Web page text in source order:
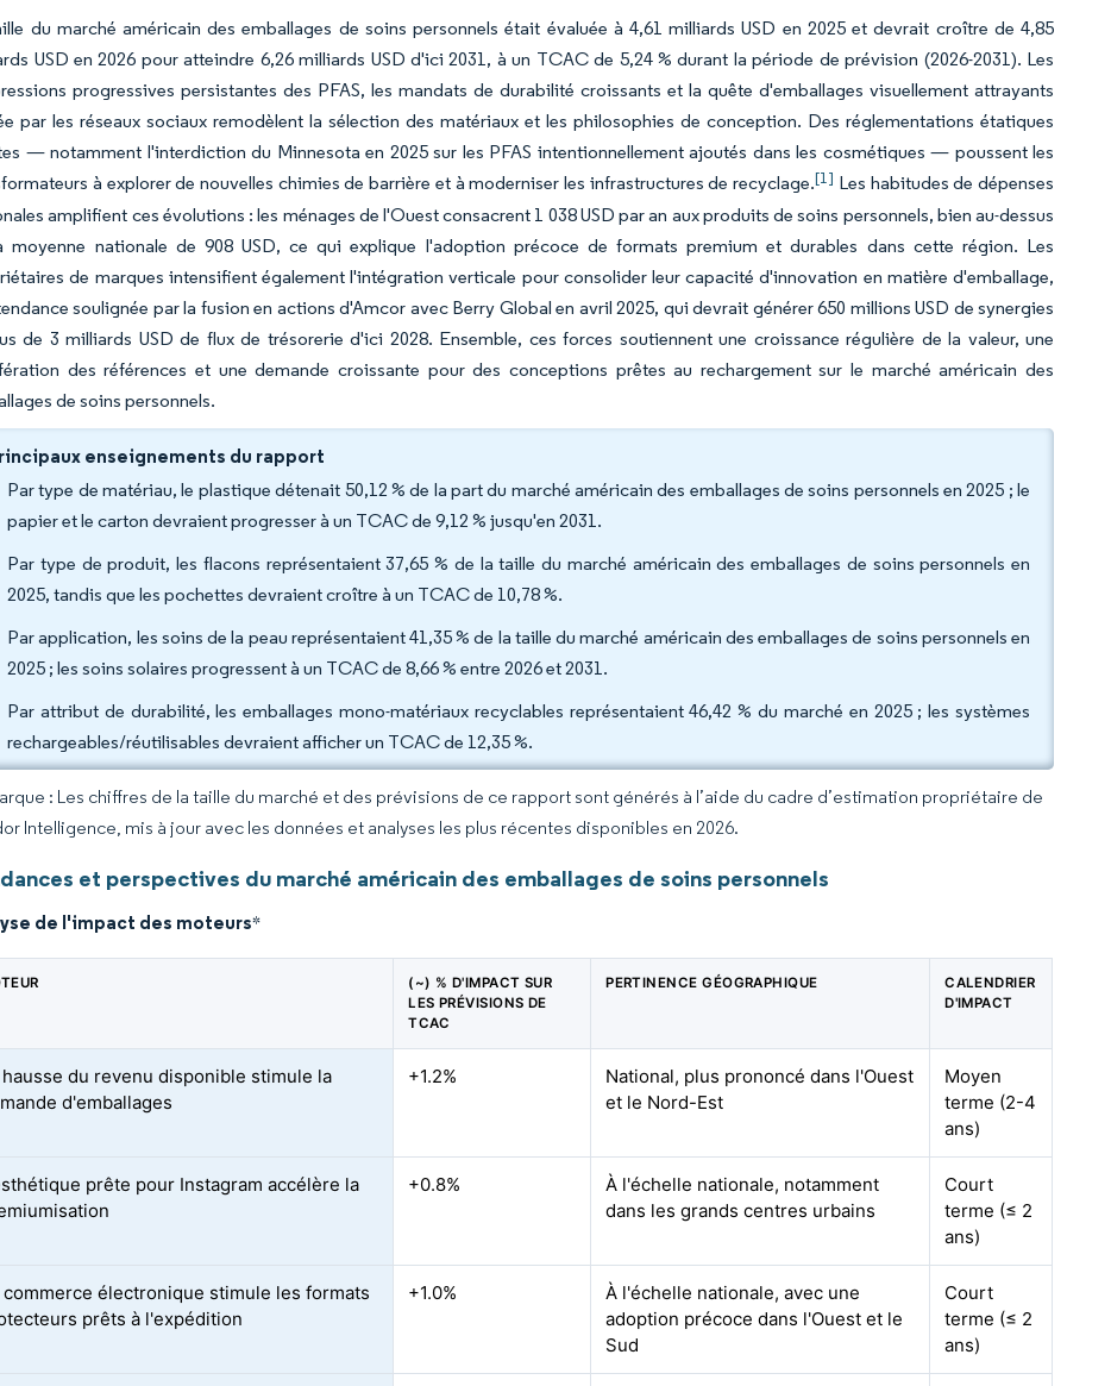
du marché américain des emballages de soins personnels était évaluée à 4,61 milliards USD en 2025 et devrait croître de 4,85
USD en 2026 pour atteindre 6,26 milliards USD d'ici 2031, à un TCAC de 5,24 % durant la période de prévision (2026-2031). Les
progressives persistantes des PFAS, les mandats de durabilité croissants et la quête d'emballages visuellement attrayants
par les réseaux sociaux remodèlent la sélection des matériaux et les philosophies de conception. Des réglementations étatiques
— notamment l'interdiction du Minnesota en 2025 sur les PFAS intentionnellement ajoutés dans les cosmétiques — poussent les
à explorer de nouvelles chimies de barrière et à moderniser les infrastructures de recyclage.[1] Les habitudes de dépenses
amplifient ces évolutions : les ménages de l'Ouest consacrent 1 038 USD par an aux produits de soins personnels, bien au-dessus
moyenne nationale de 908 USD, ce qui explique l'adoption précoce de formats premium et durables dans cette région. Les
de marques intensifient également l'intégration verticale pour consolider leur capacité d'innovation en matière d'emballage,
soulignée par la fusion en actions d'Amcor avec Berry Global en avril 2025, qui devrait générer 650 millions USD de synergies
de 3 milliards USD de flux de trésorerie d'ici 2028. Ensemble, ces forces soutiennent une croissance régulière de la valeur, une
des références et une demande croissante pour des conceptions prêtes au rechargement sur le marché américain des
de soins personnels.
enseignements du rapport
Par type de matériau, le plastique détenait 50,12 % de la part du marché américain des emballages de soins personnels en 2025 ; le
papier et le carton devraient progresser à un TCAC de 9,12 % jusqu'en 2031.
Par type de produit, les flacons représentaient 37,65 % de la taille du marché américain des emballages de soins personnels en
2025, tandis que les pochettes devraient croître à un TCAC de 10,78 %.
Par application, les soins de la peau représentaient 41,35 % de la taille du marché américain des emballages de soins personnels en
2025 ; les soins solaires progressent à un TCAC de 8,66 % entre 2026 et 2031.
Par attribut de durabilité, les emballages mono-matériaux recyclables représentaient 46,42 % du marché en 2025 ; les systèmes
rechargeables/réutilisables devraient afficher un TCAC de 12,35 %.
: Les chiffres de la taille du marché et des prévisions de ce rapport sont générés à l’aide du cadre d’estimation propriétaire de
Intelligence, mis à jour avec les données et analyses les plus récentes disponibles en 2026.
et perspectives du marché américain des emballages de soins personnels
de l'impact des moteurs*
(~) % D'IMPACT SUR
LES PRÉVISIONS DE
TCAC
PERTINENCE GÉOGRAPHIQUE
CALENDRIER
D'IMPACT
hausse du revenu disponible stimule la
d'emballages
+1.2%
National, plus prononcé dans l'Ouest
et le Nord-Est
Moyen
terme (2-4
ans)
prête pour Instagram accélère la
+0.8%
À l'échelle nationale, notamment
dans les grands centres urbains
Court
terme (≤ 2
ans)
commerce électronique stimule les formats
prêts à l'expédition
+1.0%
À l'échelle nationale, avec une
adoption précoce dans l'Ouest et le
Sud
Court
terme (≤ 2
ans)